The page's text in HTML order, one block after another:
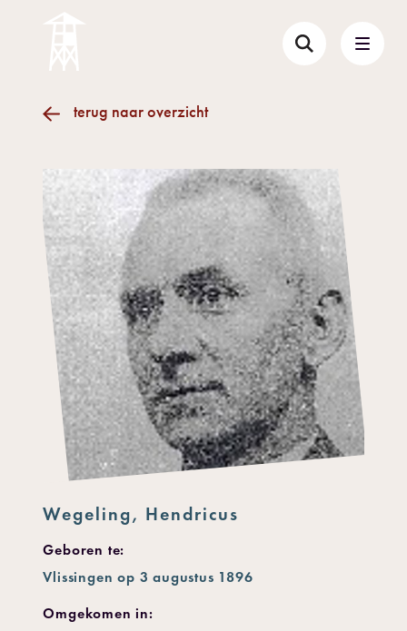
terug naar overzicht
Wegeling, Hendricus
Geboren te:
Vlissingen op 3 augustus 1896
Omgekomen in: